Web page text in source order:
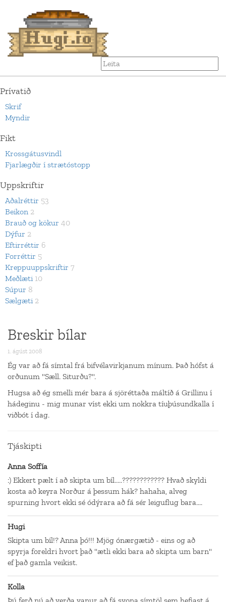
Prívatið
Skrif
Myndir
Fikt
Krossgátusvindl
Fjarlægðir í strætóstopp
Uppskriftir
Aðalréttir 53
Beikon 2
Brauð og kökur 40
Dýfur 2
Eftirréttir 6
Forréttir 5
Kreppuuppskriftir 7
Meðlæti 10
Súpur 8
Sælgæti 2
Breskir bílar
1. ágúst 2008
Ég var að fá símtal frá bifvélavirkjanum mínum. Það hófst á
orðunum "Sæll. Siturðu?".
Hugsa að ég smelli mér bara á sjöréttaða máltíð á Grillinu í
hádeginu - mig munar víst ekki um nokkra tíuþúsundkalla í
viðbót í dag.
Tjáskipti
Anna Soffía
:) Ekkert pælt í að skipta um bíl.....???????????? Hvað skyldi
kosta að keyra Norður á þessum hák? hahaha, alveg
spurning hvort ekki sé ódýrara að fá sér leiguflug bara....
Hugi
Skipta um bíl!? Anna þó!!! Mjög ónærgætið - eins og að
spyrja foreldri hvort það "ætli ekki bara að skipta um barn"
ef það gamla veikist.
Kolla